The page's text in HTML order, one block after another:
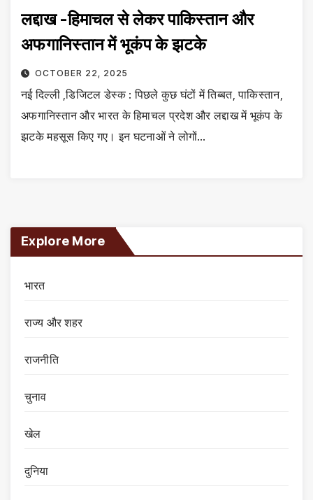
लद्दाख -हिमाचल से लेकर पाकिस्तान और
अफगानिस्तान में भूकंप के झटके
OCTOBER 22, 2025
नई दिल्ली ,डिजिटल डेस्क : पिछले कुछ घंटों में तिब्बत, पाकिस्तान,
अफगानिस्तान और भारत के हिमाचल प्रदेश और लद्दाख में भूकंप के
झटके महसूस किए गए। इन घटनाओं ने लोगों…
Explore More
भारत
राज्य और शहर
राजनीति
चुनाव
खेल
दुनिया